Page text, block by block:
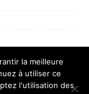
la meilleure
à utiliser ce
l'utilisation des